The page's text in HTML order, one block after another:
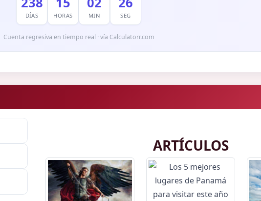
DÍAS HORAS MIN SEG
Cuenta regresiva en tiempo real · vía Calculatorr.com
ARTÍCULOS